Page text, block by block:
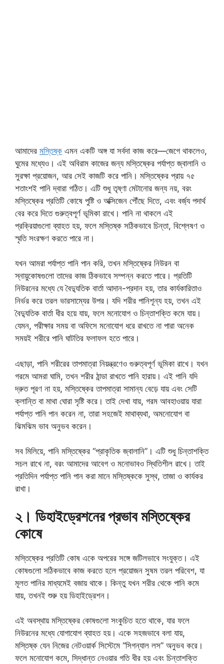
আমাদের মস্তিষ্ক এমন একটি অঙ্গ যা সর্বদা কাজ করে—জেগে থাকলেও,
ঘুমের মধ্যেও। এই অবিরাম কাজের জন্য মস্তিষ্কের পর্যাপ্ত জ্বালানি ও
সুরক্ষা প্রয়োজন, আর সেই কাজটি করে পানি। মস্তিষ্কের প্রায় ৭৫
শতাংশই পানি দ্বারা গঠিত। এটি শুধু তৃষ্ণা মেটানোর জন্য নয়, বরং
মস্তিষ্কের প্রতিটি কোষে পুষ্টি ও অক্সিজেন পৌঁছে দিতে, এবং বর্জ্য পদার্থ
বের করে দিতে গুরুত্বপূর্ণ ভূমিকা রাখে। পানি না থাকলে এই
প্রক্রিয়াগুলো ব্যাহত হয়, ফলে মস্তিষ্ক সঠিকভাবে চিন্তা, বিশ্লেষণ ও
স্মৃতি সংরক্ষণ করতে পারে না।
যখন আমরা পর্যাপ্ত পানি পান করি, তখন মস্তিষ্কের নিউরন বা
স্নায়ুকোষগুলো তাদের কাজ ঠিকভাবে সম্পন্ন করতে পারে। প্রতিটি
নিউরনের মধ্যে যে বৈদ্যুতিক বার্তা আদান-প্রদান হয়, তার কার্যকারিতাও
নির্ভর করে তরল ভারসাম্যের উপর। যদি শরীর পানিশূন্য হয়, তখন এই
বৈদ্যুতিক বার্তা ধীর হয়ে যায়, ফলে মনোযোগ ও চিন্তাশক্তি কমে যায়।
যেমন, পরীক্ষার সময় বা অফিসে মনোযোগ ধরে রাখতে না পারা অনেক
সময়ই শরীরে পানি ঘাটতির ফলাফল হতে পারে।
এছাড়া, পানি শরীরের তাপমাত্রা নিয়ন্ত্রণেও গুরুত্বপূর্ণ ভূমিকা রাখে। যখন
গরমে আমরা ঘামি, তখন শরীর ঠান্ডা রাখতে পানি হারায়। এই পানি যদি
দ্রুত পূরণ না হয়, মস্তিষ্কের তাপমাত্রা সামান্য বেড়ে যায় এবং সেটি
ক্লান্তি বা মাথা ঘোরা সৃষ্টি করে। তাই দেখা যায়, গরম আবহাওয়ায় যারা
পর্যাপ্ত পানি পান করেন না, তারা সহজেই মাথাব্যথা, অমনোযোগ বা
ঝিমঝিম ভাব অনুভব করেন।
সব মিলিয়ে, পানি মস্তিষ্কের “প্রাকৃতিক জ্বালানি”। এটি শুধু চিন্তাশক্তি
সচল রাখে না, বরং আমাদের আবেগ ও মনোভাবও স্থিতিশীল রাখে। তাই
প্রতিদিন পর্যাপ্ত পানি পান করা মানে মস্তিষ্ককে সুস্থ, তাজা ও কার্যকর
রাখা।
২। ডিহাইড্রেশনের প্রভাব মস্তিষ্কের
কোষে
মস্তিষ্কের প্রতিটি কোষ একে অপরের সঙ্গে জটিলভাবে সংযুক্ত। এই
কোষগুলো সঠিকভাবে কাজ করতে হলে প্রয়োজন সুষম তরল পরিবেশ, যা
মূলত পানির মাধ্যমেই বজায় থাকে। কিন্তু যখন শরীর থেকে পানি কমে
যায়, তখনই শুরু হয় ডিহাইড্রেশন।
এই অবস্থায় মস্তিষ্কের কোষগুলো সংকুচিত হতে থাকে, যার ফলে
নিউরনের মধ্যে যোগাযোগ ব্যাহত হয়। একে সহজভাবে বলা যায়,
মস্তিষ্ক যেন নিজের নেটওয়ার্ক সিস্টেমে “সিগন্যাল লস” অনুভব করে।
ফলে মনোযোগ কমে, সিদ্ধান্ত নেওয়ার গতি ধীর হয় এবং চিন্তাশক্তি